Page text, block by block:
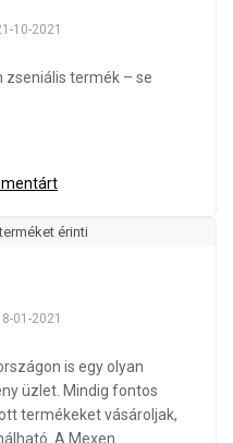
10-2021
zseniális termék – se
érinti
01-2021
is egy olyan
üzlet. Mindig fontos
termékeket vásároljak,
A Mexen